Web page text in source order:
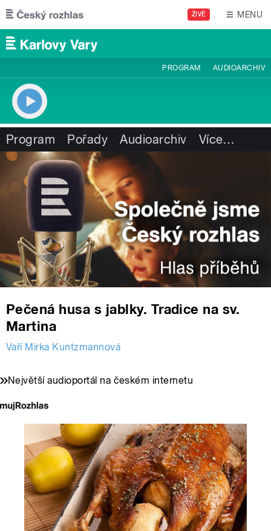
Přejít k hlavnímu obsahu
ŽIVĚ MENU
PROGRAM AUDIOARCHIV
Program Pořady Audioarchiv Více…
Pečená husa s jablky. Tradice na sv.
Martina
Vaří Mirka Kuntzmannová
Největší audioportál na českém internetu